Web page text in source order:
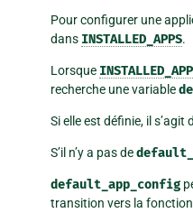
Pour configurer une
dans INSTALLED_APPS.
Lorsque
recherche une variable
Si elle est définie, il
S’il n’y a pas de
default_app_config
transition vers la